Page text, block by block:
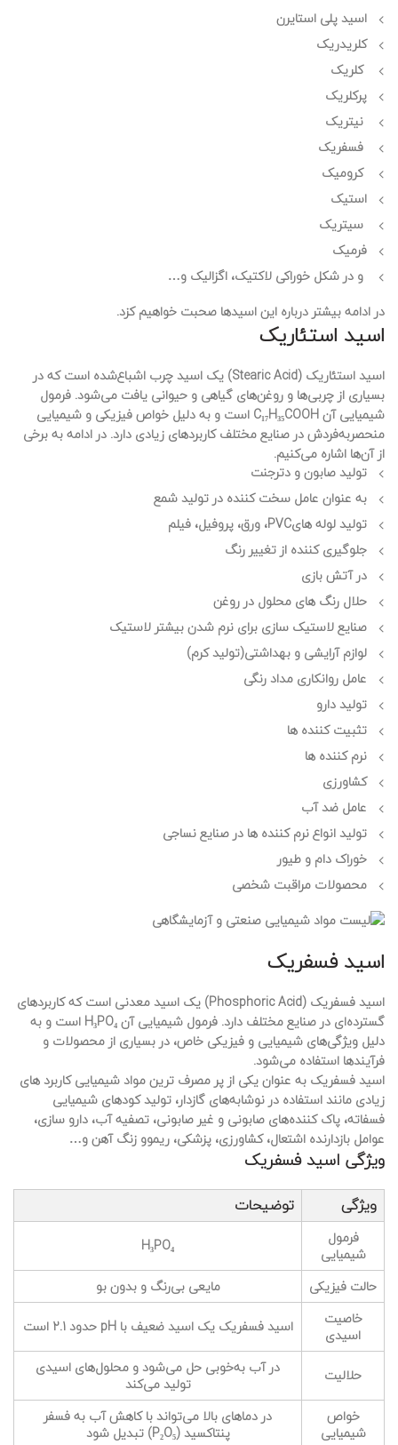
اسید پلی استایرن
کلریدریک
کلریک
پرکلریک
نیتریک
فسفریک
کرومیک
استیک
سیتریک
فرمیک
و در شکل خوراکی لاکتیک، اگزالیک و…
در ادامه بیشتر درباره این اسیدها صحبت خواهیم کزد.
اسید استئاریک
اسید استئاریک (Stearic Acid) یک اسید چرب اشباع‌شده است که در
بسیاری از چربی‌ها و روغن‌های گیاهی و حیوانی یافت می‌شود. فرمول
شیمیایی آن C₁₇H₃₅COOH است و به دلیل خواص فیزیکی و شیمیایی
منحصربه‌فردش در صنایع مختلف کاربردهای زیادی دارد. در ادامه به برخی
از آن‌ها اشاره می‌کنیم.
تولید صابون و دترجنت
به عنوان عامل سخت کننده در تولید شمع‌
تولید لوله هایPVC، ورق، پروفیل، فیلم
جلوگیری کننده از تغییر رنگ
در آتش بازی
حلال رنگ های محلول در روغن
صنایع لاستیک سازی برای نرم شدن بیشتر لاستیک
لوازم آرایشی و بهداشتی(تولید کرم)
عامل روانکاری مداد رنگی
تولید دارو
تثبیت کننده ها
نرم کننده ها
کشاورزی
عامل ضد آب
تولید انواع نرم کننده ها در صنایع نساجی
خوراک دام و طیور
محصولات مراقبت شخصی
اسید فسفریک
اسید فسفریک (Phosphoric Acid) یک اسید معدنی است که کاربردهای
گسترده‌ای در صنایع مختلف دارد. فرمول شیمیایی آن H₃PO₄ است و به
دلیل ویژگی‌های شیمیایی و فیزیکی خاص، در بسیاری از محصولات و
فرآیندها استفاده می‌شود.
اسید فسفریک به عنوان یکی از پر مصرف ترین مواد شیمیایی کاربرد های
زیادی مانند استفاده در نوشابه‌های گازدار، تولید کودهای شیمیایی
فسفاته، پاک کننده‌های صابونی و غیر صابونی، تصفیه آب، دارو سازی،
عوامل بازدارنده اشتعال، کشاورزی، پزشکی، ریموو زنگ آهن و…
ویژگی اسید فسفریک
ویژگی توضیحات
فرمول
شیمیایی
H₃PO₄
حالت فیزیکی
مایعی بی‌رنگ و بدون بو
خاصیت
اسیدی اسید فسفریک یک اسید ضعیف با pH حدود 2.1 است
حلالیت در آب به‌خوبی حل می‌شود و محلول‌های اسیدی
تولید می‌کند
خواص
شیمیایی
در دماهای بالا می‌تواند با کاهش آب به فسفر
پنتاکسید (P₂O₅) تبدیل شود